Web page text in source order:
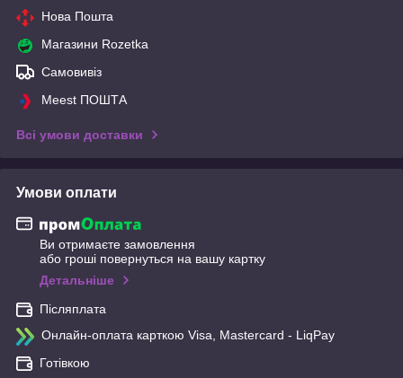
Нова Пошта
Магазини Rozetka
Самовивіз
Meest ПОШТА
Всі умови доставки
Умови оплати
Ви отримаєте замовлення
або гроші повернуться на вашу картку
Детальніше
Післяплата
Онлайн-оплата карткою Visa, Mastercard - LiqPay
Готівкою